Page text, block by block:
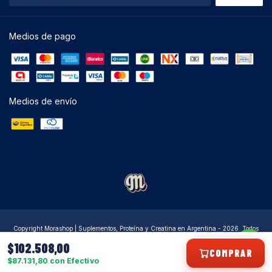
polvo, ácaros y alérgenos con la máxima
comodidad.
Fácil mantenimiento:El depósito se limpia
rápido y el filtro HEPA es lavable.
Tecnología avanzada:
multiciclónico y ACSP para resultados
superiores en cada pasada.
Optá por la Ultracomb AS-4224 y llevá la
limpieza de tu casa al siguiente nivel, con
potencia, eficiencia y diseño pensado para
$102.508,00
$87.131,80 con Efectivo
COMPRAR
Medios de pago
Medios de envío
Copyright Morashop | Suplementos, Proteína y Creatina en Argentina - 2026. Todos
Defensa de las y los consumidores. Para reclamos
ingresá acá.